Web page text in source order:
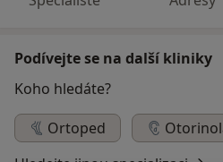
Podívejte se na další kliniky
Koho hledáte?
Ortoped